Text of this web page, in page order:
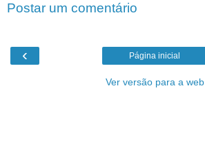
Postar um comentário
‹ Página inicial
Ver versão para a web